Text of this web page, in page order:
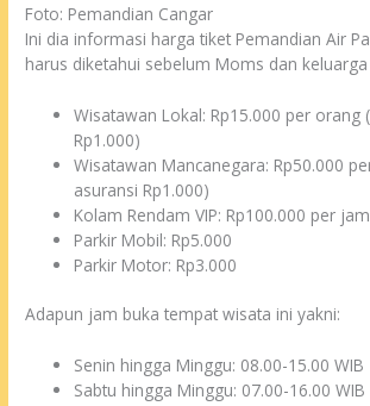
Foto: Pemandian Cangar
Ini dia informasi harga tiket Pemandian Air
harus diketahui sebelum Moms dan
Wisatawan Lokal: Rp15.000 per orang
Rp1.000)
Wisatawan Mancanegara: Rp50.000
asuransi Rp1.000)
Kolam Rendam VIP: Rp100.000 per jam
Parkir Mobil: Rp5.000
Parkir Motor: Rp3.000
Adapun jam buka tempat wisata ini yakni:
Senin hingga Minggu: 08.00-15.00 WIB
Sabtu hingga Minggu: 07.00-16.00 WIB